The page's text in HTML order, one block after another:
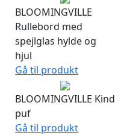
BLOOMINGVILLE
Rullebord med
spejlglas hylde og
hjul
Gå til produkt
BLOOMINGVILLE Kind
puf
Gå til produkt